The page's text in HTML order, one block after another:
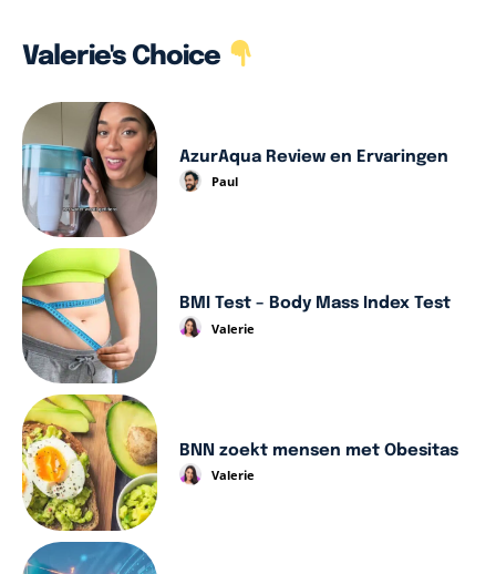
Valerie's Choice
AzurAqua Review en Ervaringen
Paul
BMI Test – Body Mass Index Test
Valerie
BNN zoekt mensen met Obesitas
Valerie